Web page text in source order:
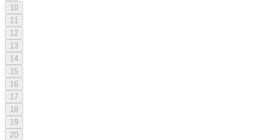
10
11
12
13
14
15
16
17
18
19
20